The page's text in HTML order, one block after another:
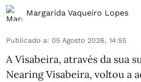
Margarida Vaqueiro Lopes
Publicado a: 05 Agosto 2026, 14:55
A Visabeira, através da sua
Nearing Visabeira, voltou a